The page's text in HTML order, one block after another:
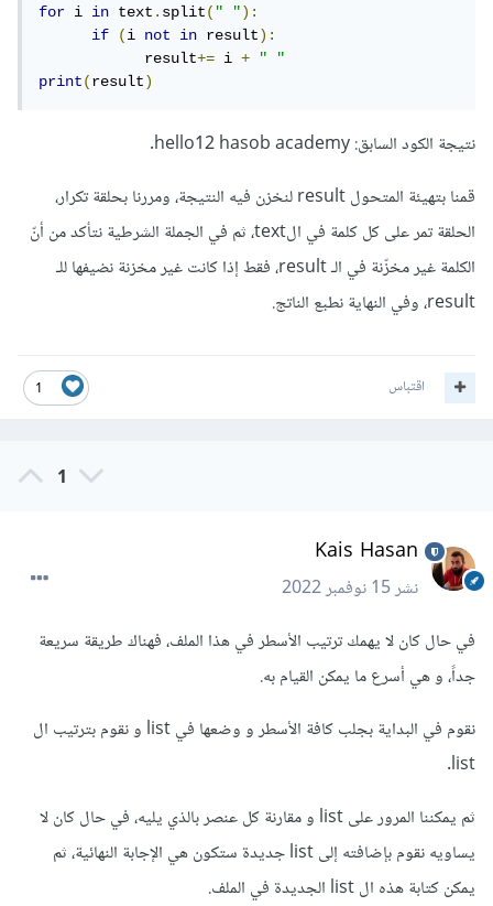
for i in text.split(" "):
if
(i not in result):
            result
+= i +
" "
print(result)
نتيجة الكود السابق: hello12 hasob academy.
قمنا بتهيئة المتحول result لنخزن فيه النتيجة، ومررنا بحلقة تكرار،
الحلقة تمر على كل كلمة في الtext، ثم في الجملة الشرطية نتأكد من أنّ
الكلمة غير مخزّنة في الـ result، فقط إذا كانت غير مخزنة نضيفها للـ
result، وفي النهاية نطبع الناتج.
1 اقتباس
1
Kais Hasan
نشر15 نوفمبر 2022
في حال كان لا يهمك ترتيب الأسطر في هذا الملف، فهناك طريقة سريعة
جداً، و هي أسرع ما يمكن القيام به.
نقوم في البداية بجلب كافة الأسطر و وضعها في list و نقوم بترتيب ال
list.
ثم يمكننا المرور على list و مقارنة كل عنصر بالذي يليه، في حال كان لا
يساويه نقوم بإضافته إلى list جديدة ستكون هي الإجابة النهائية، ثم
يمكن كتابة هذه ال list الجديدة في الملف.